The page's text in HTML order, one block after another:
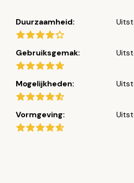
Duurzaamheid:
Gebruiksgemak:
Mogelijkheden:
Vormgeving: